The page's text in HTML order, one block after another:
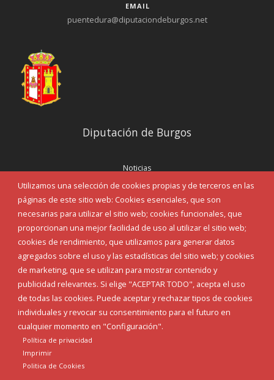
Utilizamos una selección de cookies propias y de terceros en las
páginas de este sitio web: Cookies esenciales, que son
necesarias para utilizar el sitio web; cookies funcionales, que
proporcionan una mejor facilidad de uso al utilizar el sitio web;
cookies de rendimiento, que utilizamos para generar datos
agregados sobre el uso y las estadísticas del sitio web; y cookies
de marketing, que se utilizan para mostrar contenido y
publicidad relevantes. Si elige "ACEPTAR TODO", acepta el uso
de todas las cookies. Puede aceptar y rechazar tipos de cookies
individuales y revocar su consentimiento para el futuro en
cualquier momento en "Configuración".
Política de privacidad
Imprimir
Politica de Cookies
EMAIL
puentedura@diputaciondeburgos.net
Diputación de Burgos
Noticias
Eventos
Corporación Municipal
Teléfonos de interés
INICIAR SESIÓN
MAPA WEB